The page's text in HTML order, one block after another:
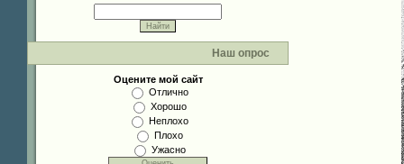
Наш опрос
Оцените мой сайт
Отлично
Хорошо
Неплохо
Плохо
Ужасно